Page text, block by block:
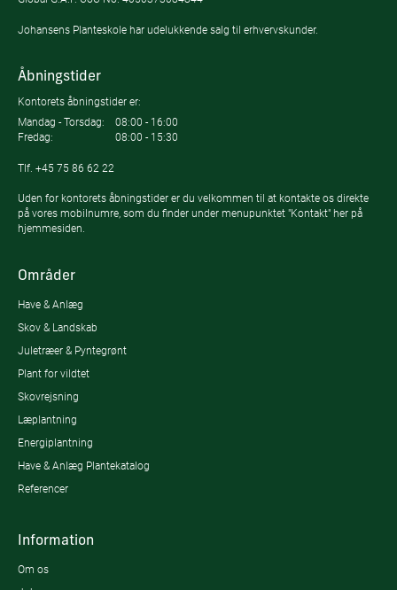
Johansens Planteskole har udelukkende salg til erhvervskunder.
Åbningstider
Kontorets åbningstider er:
Mandag - Torsdag:
08:00 - 16:00
Fredag:
08:00 - 15:30
Tlf. +45 75 86 62 22
Uden for kontorets åbningstider er du velkommen til at kontakte os direkte
på vores mobilnumre, som du finder under menupunktet "Kontakt" her på
hjemmesiden.
Områder
Have & Anlæg
Skov & Landskab
Juletræer & Pyntegrønt
Plant for vildtet
Skovrejsning
Læplantning
Energiplantning
Have & Anlæg Plantekatalog
Referencer
Information
Om os